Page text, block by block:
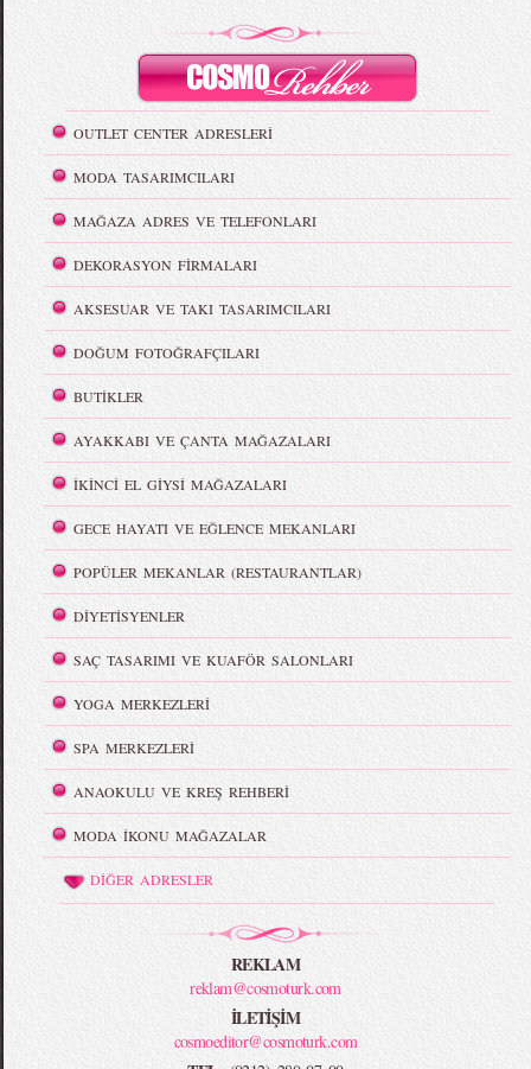
OUTLET CENTER ADRESLERİ
MODA TASARIMCILARI
MAĞAZA ADRES VE TELEFONLARI
DEKORASYON FİRMALARI
AKSESUAR VE TAKI TASARIMCILARI
DOĞUM FOTOĞRAFÇILARI
BUTİKLER
AYAKKABI VE ÇANTA MAĞAZALARI
İKİNCİ EL GİYSİ MAĞAZALARI
GECE HAYATI VE EĞLENCE MEKANLARI
POPÜLER MEKANLAR (RESTAURANTLAR)
DİYETİSYENLER
SAÇ TASARIMI VE KUAFÖR SALONLARI
YOGA MERKEZLERİ
SPA MERKEZLERİ
ANAOKULU VE KREŞ REHBERİ
MODA İKONU MAĞAZALAR
DİĞER ADRESLER
REKLAM
reklam@cosmoturk.com
İLETİŞİM
cosmoeditor@cosmoturk.com